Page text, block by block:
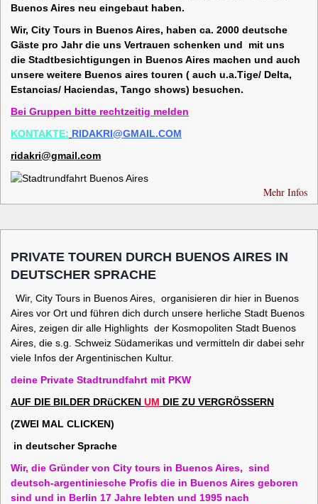
Buenos Aires neu eingebaut haben.
Wir, City Tours in Buenos Aires, haben ca. 2000 deutsche
Gäste pro Jahr die uns Vertrauen schenken und mit uns
die Stadtbesichtigungen in Buenos Aires machen und auch
unsere weitere Buenos aires touren ( auch u.a.Tige/ Delta,
Estancias/ Haciendas, Tango shows) besuchen.
Bei Gruppen bitte rechtzeitig melden
KONTAKTE: RIDAKRI@GMAIL.COM
ridakri@gmail.com
Mehr Infos
PRIVATE TOUREN DURCH BUENOS AIRES IN
DEUTSCHER SPRACHE
Wir, City Tours in Buenos Aires, organisieren dir hier in Buenos
Aires vor Ort und führen dich durch unsere herliche Stadt Buenos
Aires, zeigen dir alle Highlights der Kosmopoliten Stadt Buenos
Aires, die s.g. Schweiz Südamerikas und vermitteln dir dabei sehr
viele Infos der Argentinischen Kultur.
deine Private Stadtrundfahrt mit PKW
AUF DIE BILDER DRüCKEN UM DIE ZU VERGRÖSSERN
(ZWEI MAL CLICKEN)
in deutscher Sprache
Wir, die Gründer von City tours in Buenos Aires, sind
deutsch-argentiniesche Profis die in Buenos Aires geboren
sind und in Berlin 17 Jahre lebten und 1995 nach